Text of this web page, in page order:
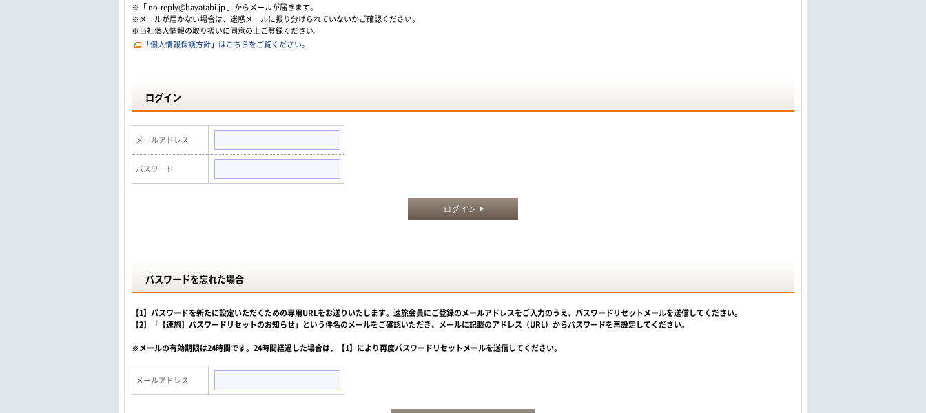
※「 no-reply@hayatabi.jp 」からメールが届きます。
※メールが届かない場合は、迷惑メールに振り分けられていないかご確認ください。
※当社個人情報の取り扱いに同意の上ご登録ください。
「個人情報保護方針」はこちらをご覧ください。
ログイン
メールアドレス
パスワード
ログイン
パスワードを忘れた場合
【1】パスワードを新たに設定いただくための専用URLをお送りいたします。速旅会員にご登録のメールアドレスをご入力のうえ、パスワードリセットメールを送信してください。
【2】「【速旅】パスワードリセットのお知らせ」という件名のメールをご確認いただき、メールに記載のアドレス（URL）からパスワードを再設定してください。
※メールの有効期限は24時間です。24時間経過した場合は、【1】により再度パスワードリセットメールを送信してください。
メールアドレス